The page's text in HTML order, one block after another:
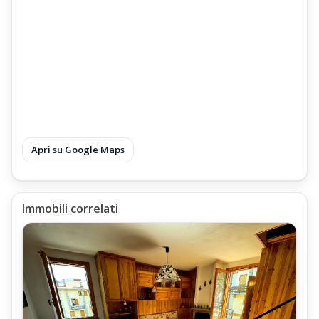
vengono conteggiate separatamente dal canone di locazione,
tramite lettura iniziale e finale dei relativi contatori,
quantificando il conteggio dei consumi,
rilevati dalle letture dei relativi contatori,
all'inizio ed alla fine del periodo di locazione.
Il saldo della locazione viene richiesto all'ingresso ed all'inizio
del periodo di locazione;
Il relativo conteggio dei consumi di Elettricità, Gas, Acqua, Pellet,
Apri su Google Maps
Immobili correlati